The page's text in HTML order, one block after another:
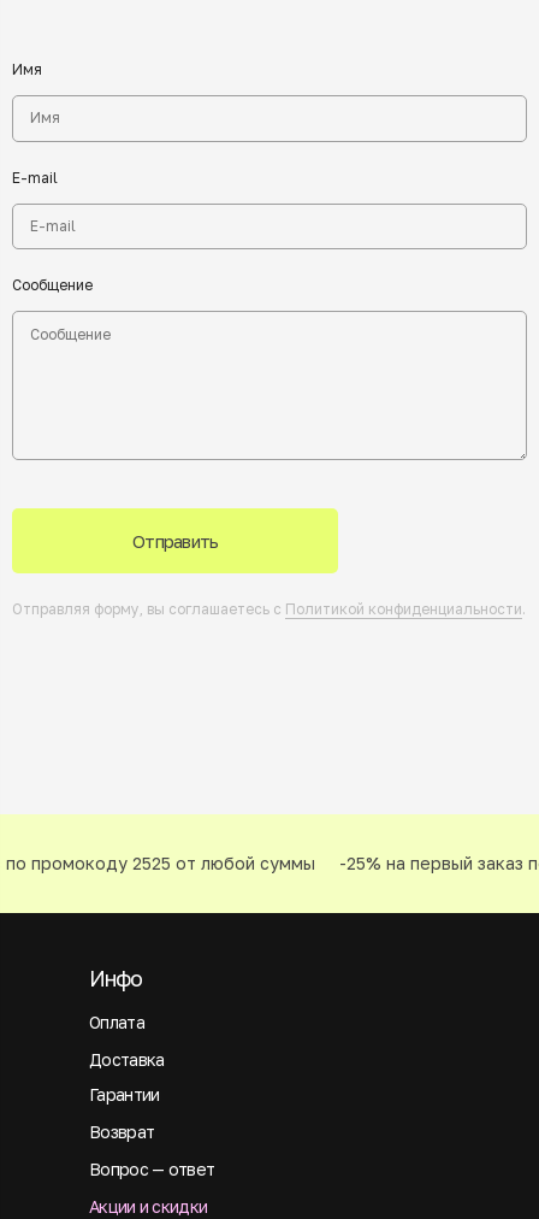
Имя
E-mail
Сообщение
Отправить
Отправляя форму, вы соглашаетесь с Политикой конфиденциальности.
промокоду 2525 от любой суммы -25% на первый заказ
Оплата
Инфо
Доставка
Гарантии
Возврат
Вопрос — ответ
Акции и скидки